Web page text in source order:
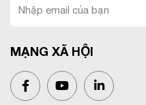
MẠNG XÃ HỘI